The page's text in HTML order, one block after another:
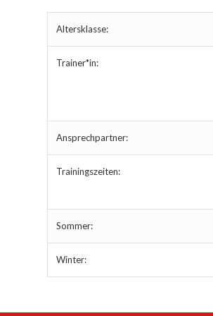
Altersklasse:
Trainer*in:
Ansprechpartner:
Trainingszeiten:
Sommer:
Winter: